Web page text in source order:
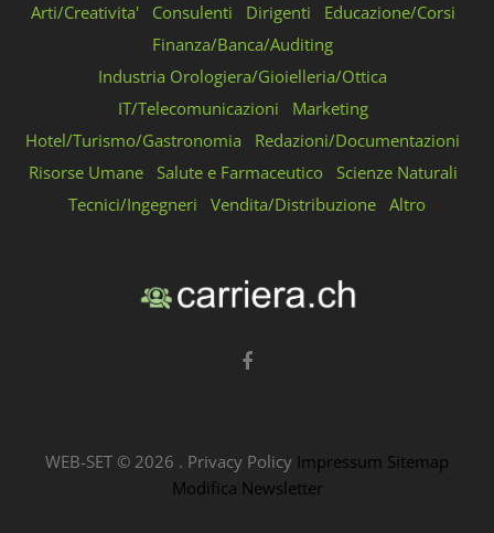
Arti/Creativita'
Consulenti Dirigenti
Educazione/Corsi
Finanza/Banca/Auditing
Industria Orologiera/Gioielleria/Ottica
IT/Telecomunicazioni
Marketing
Hotel/Turismo/Gastronomia
Redazioni/Documentazioni
Risorse Umane
Salute e Farmaceutico
Scienze Naturali
Tecnici/Ingegneri
Vendita/Distribuzione Altro
WEB-SET © 2026 . Privacy Policy Impressum Sitemap
Modifica Newsletter